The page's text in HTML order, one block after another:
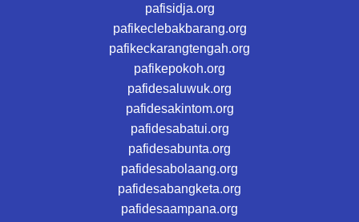
pafisidja.org
pafikeclebakbarang.org
pafikeckarangtengah.org
pafikepokoh.org
pafidesaluwuk.org
pafidesakintom.org
pafidesabatui.org
pafidesabunta.org
pafidesabolaang.org
pafidesabangketa.org
pafidesaampana.org